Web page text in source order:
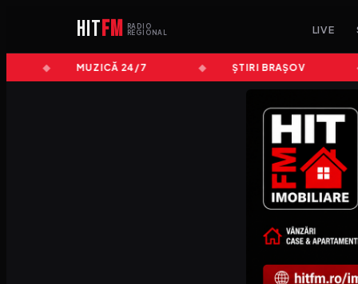
HITFM
RADIO
REGIONAL
LIVE
MUZICĂ 24/7 ȘTIRI BRAȘOV